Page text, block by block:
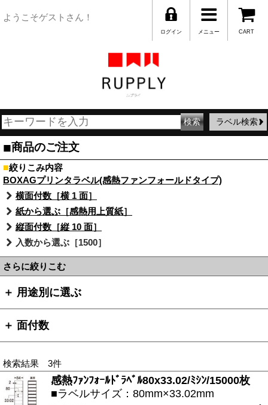
ようこそゲストさん！
CART
メニュー
ログイン
ラベル検索
■商品のご注文
■絞りこみ内容
BOXAGプリンタラベル(感熱ファンフォールドタイプ)
横面付数［横 1 面］
紙から選ぶ［感熱用上質紙］
縦面付数［縦 10 面］
入数から選ぶ［1500］
さらに絞りこむ
＋ 用途別に選ぶ
＋ 面付数
検索結果 3件
感熱ﾌｧﾝﾌｫｰﾙﾄﾞﾗﾍﾞﾙ80x33.02/ﾐｼﾝ/15000枚
■ラベルサイズ：80mm×33.02mm